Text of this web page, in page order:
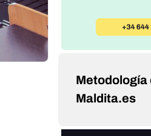
Metodología
Maldita.es